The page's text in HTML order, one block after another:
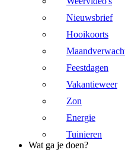
Nieuwsbrief
Hooikoorts
Feestdagen
Vakantieweer
Zon
Energie
Tuinieren
Wat ga je doen?